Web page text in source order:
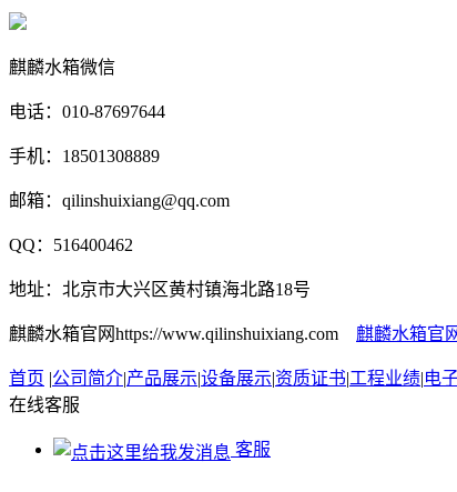
麒麟水箱微信
电话：010-87697644
手机：18501308889
邮箱：qilinshuixiang@qq.com
QQ：516400462
地址：北京市大兴区黄村镇海北路18号
麒麟水箱官网https://www.qilinshuixiang.com 麒麟水箱官
首页 |公司简介|产品展示|设备展示|资质证书|工程业绩|电
在线客服
客服